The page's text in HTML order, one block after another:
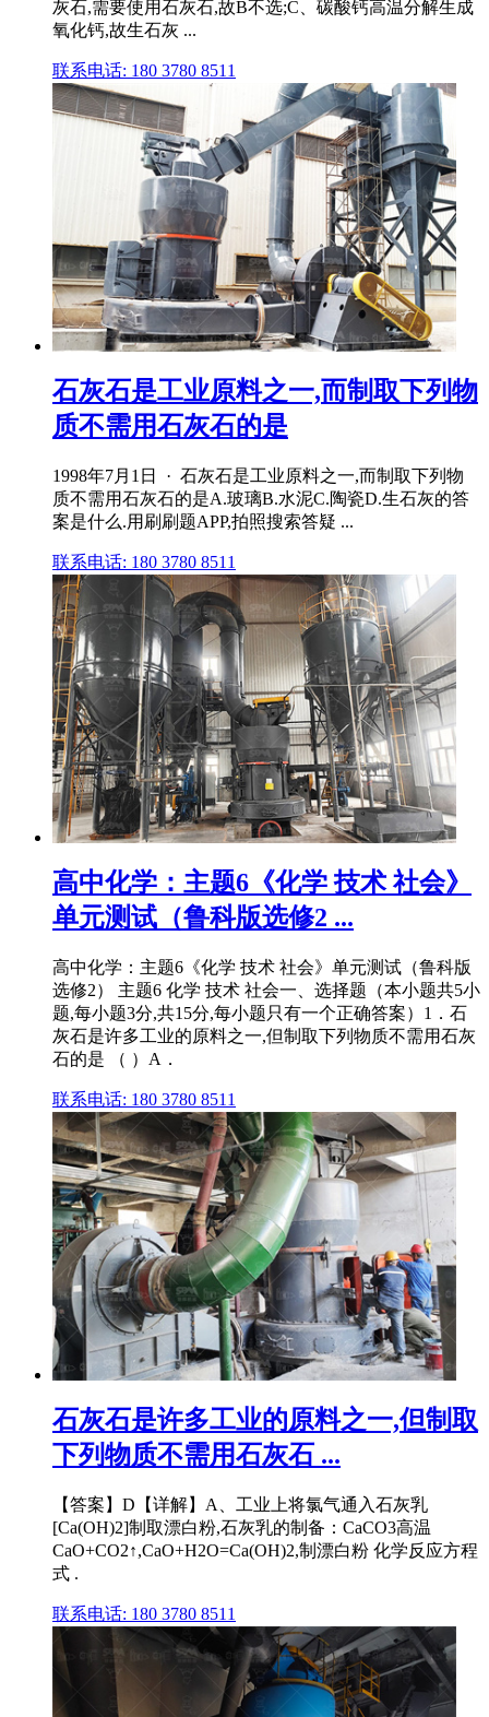
灰石,需要使用石灰石,故B不选;C、碳酸钙高温分解生成
氧化钙,故生石灰 ...
联系电话: 180 3780 8511
石灰石是工业原料之一,而制取下列物
质不需用石灰石的是
1998年7月1日 · 石灰石是工业原料之一,而制取下列物
质不需用石灰石的是A.玻璃B.水泥C.陶瓷D.生石灰的答
案是什么.用刷刷题APP,拍照搜索答疑 ...
联系电话: 180 3780 8511
高中化学：主题6《化学 技术 社会》
单元测试（鲁科版选修2 ...
高中化学：主题6《化学 技术 社会》单元测试（鲁科版
选修2） 主题6 化学 技术 社会一、选择题（本小题共5小
题,每小题3分,共15分,每小题只有一个正确答案）1．石
灰石是许多工业的原料之一,但制取下列物质不需用石灰
石的是 （ ）A．
联系电话: 180 3780 8511
石灰石是许多工业的原料之一,但制取
下列物质不需用石灰石 ...
【答案】D【详解】A、工业上将氯气通入石灰乳
[Ca(OH)2]制取漂白粉,石灰乳的制备：CaCO3高温
CaO+CO2↑,CaO+H2O=Ca(OH)2,制漂白粉 化学反应方程
式 .
联系电话: 180 3780 8511